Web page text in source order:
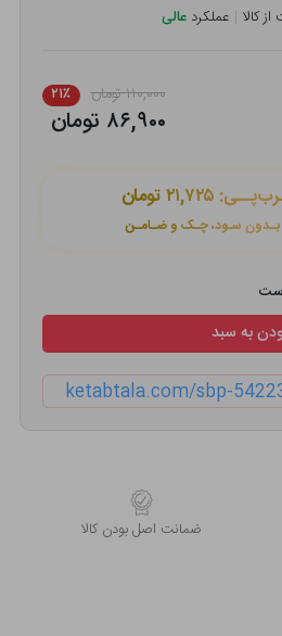
کالا | عملکرد عالی
۱۱۰,۰۰۰ تومان ۲۱٪
۸۶,۹۰۰ تومان
۲۱,۷۲۵ تومان
به سبد
ketabtala.com/sbp-
ﺿﻤﺎﻧﺖ اﺻﻞ ﺑﻮدن ﮐﺎﻟﺎ